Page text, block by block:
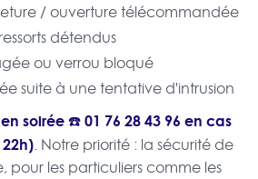
/ ouverture télécommandée
détendus
ou verrou bloqué
suite à une tentative d'intrusion
soirée ☎️01 76 28 43 96 en cas
. Notre priorité : la sécurité de
les particuliers comme les